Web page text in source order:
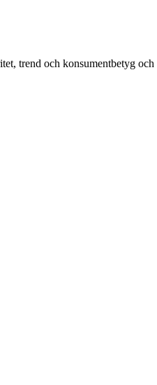
trend och konsumentbetyg och